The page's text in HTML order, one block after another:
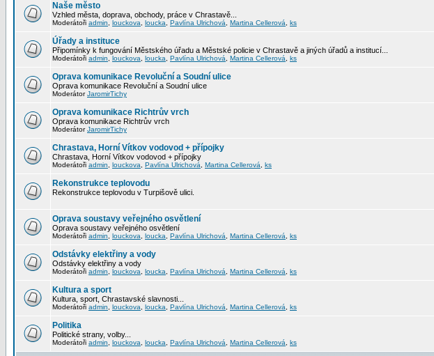
Naše město
Vzhled města, doprava, obchody, práce v Chrastavě...
Moderátoři admin louckova loucka Pavlína Ulrichová Martina Cellerová ks
Úřady a instituce
Připomínky k fungování Městského úřadu a Městské policie v Chrastavě a jiných úřadů a institucí...
Moderátoři admin louckova loucka Pavlína Ulrichová Martina Cellerová ks
Oprava komunikace Revoluční a Soudní ulice
Oprava komunikace Revoluční a Soudní ulice
ModerátorJaromirTichy
Oprava komunikace Richtrův vrch
Oprava komunikace Richtrův vrch
ModerátorJaromirTichy
Chrastava, Horní Vítkov vodovod + přípojky
Chrastava, Horní Vítkov vodovod + přípojky
Moderátoři admin louckova Pavlína Ulrichová Martina Cellerová ks
Rekonstrukce teplovodu
Rekonstrukce teplovodu v Turpišově ulici.
Oprava soustavy veřejného osvětlení
Oprava soustavy veřejného osvětlení
Moderátoři admin louckova loucka Pavlína Ulrichová Martina Cellerová ks
Odstávky elektřiny a vody
Odstávky elektřiny a vody
Moderátoři admin louckova loucka Pavlína Ulrichová Martina Cellerová ks
Kultura a sport
Kultura, sport, Chrastavské slavnosti...
Moderátoři admin louckova loucka Pavlína Ulrichová Martina Cellerová ks
Politika
Politické strany, volby...
Moderátoři admin louckova loucka Pavlína Ulrichová Martina Cellerová ks